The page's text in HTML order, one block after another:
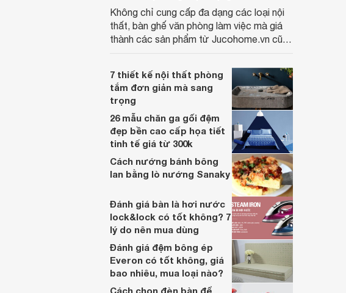
Không chỉ cung cấp đa dạng các loại nội
thất, bàn ghế văn phòng làm việc mà giá
thành các sản phẩm từ Jucohome.vn cũng
7 thiết kế nội thất phòng
tắm đơn giản mà sang
trọng
26 mẫu chăn ga gối đệm
đẹp bền cao cấp họa tiết
tinh tế giá từ 300k
Cách nướng bánh bông
lan bằng lò nướng Sanaky
Đánh giá bàn là hơi nước
lock&lock có tốt không? 7
lý do nên mua dùng
Đánh giá đệm bông ép
Everon có tốt không, giá
bao nhiêu, mua loại nào?
Cách chọn đèn bàn để